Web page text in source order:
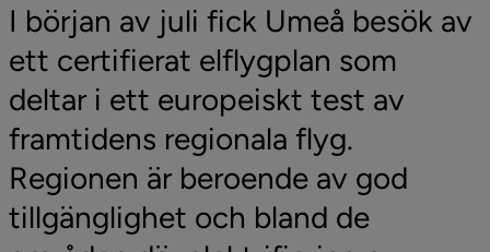
I början av juli fick Umeå besök av
ett certifierat elflygplan som
deltar i ett europeiskt test av
framtidens regionala flyg.
Regionen är beroende av god
tillgänglighet och bland de